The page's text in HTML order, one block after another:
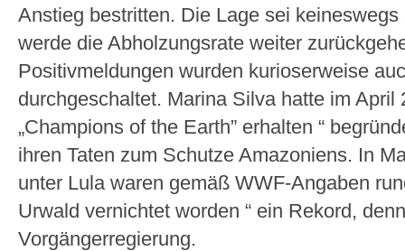
Anstieg bestritten. Die Lage sei
werde die Abholzungsrate weiter
Positivmeldungen wurden kurioserweise
durchgeschaltet. Marina Silva hatte im
„Champions of the Earth” erhalten “
ihren Taten zum Schutze Amazoniens. In
unter Lula waren gemäß WWF-Angaben
Urwald vernichtet worden “ ein Rekord,
Vorgängerregierung.